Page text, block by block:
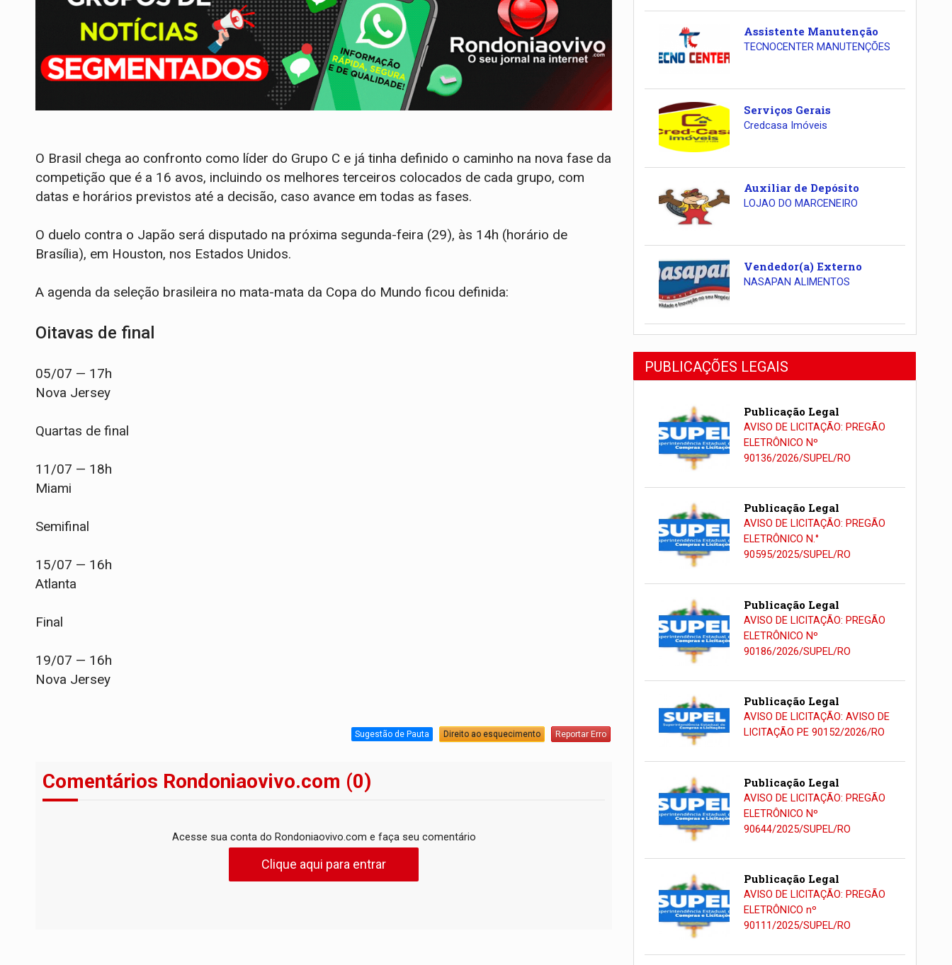
O Brasil chega ao confronto como líder do Grupo C e já tinha definido o caminho na nova fase da
competição que é a 16 avos, incluindo os melhores terceiros colocados de cada grupo, com
datas e horários previstos até a decisão, caso avance em todas as fases.
O duelo contra o Japão será disputado na próxima segunda-feira (29), às 14h (horário de
Brasília), em Houston, nos Estados Unidos.
A agenda da seleção brasileira no mata-mata da Copa do Mundo ficou definida:
Oitavas de final
05/07 — 17h
Nova Jersey
Quartas de final
11/07 — 18h
Miami
Semifinal
15/07 — 16h
Atlanta
Final
19/07 — 16h
Nova Jersey
Sugestão de Pauta Direito ao esquecimento Reportar Erro
Comentários Rondoniaovivo.com (0)
Acesse sua conta do Rondoniaovivo.com e faça seu comentário
Clique aqui para entrar
Assistente Manutenção
TECNOCENTER MANUTENÇÕES
Serviços Gerais
Credcasa Imóveis
Auxiliar de Depósito
LOJAO DO MARCENEIRO
Vendedor(a) Externo
NASAPAN ALIMENTOS
PUBLICAÇÕES LEGAIS
Publicação Legal
AVISO DE LICITAÇÃO: PREGÃO
ELETRÔNICO Nº
90136/2026/SUPEL/RO
Publicação Legal
AVISO DE LICITAÇÃO: PREGÃO
ELETRÔNICO N.°
90595/2025/SUPEL/RO
Publicação Legal
AVISO DE LICITAÇÃO: PREGÃO
ELETRÔNICO Nº
90186/2026/SUPEL/RO
Publicação Legal
AVISO DE LICITAÇÃO: AVISO DE
LICITAÇÃO PE 90152/2026/RO
Publicação Legal
AVISO DE LICITAÇÃO: PREGÃO
ELETRÔNICO Nº
90644/2025/SUPEL/RO
Publicação Legal
AVISO DE LICITAÇÃO: PREGÃO
ELETRÔNICO nº
90111/2025/SUPEL/RO